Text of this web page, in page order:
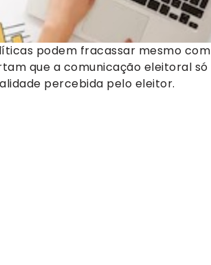
podem fracassar mesmo com
que a comunicação eleitoral só
percebida pelo eleitor.